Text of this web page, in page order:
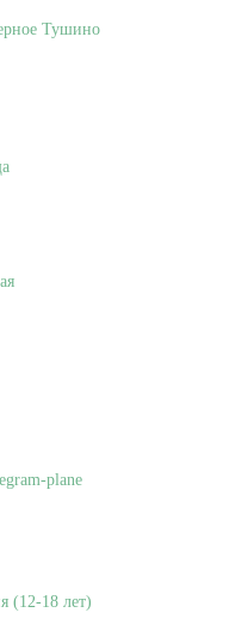
Тушино
plane
(12-18 лет)